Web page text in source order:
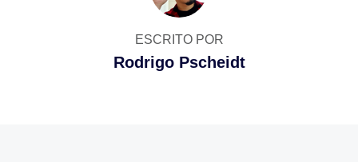
ESCRITO POR
Rodrigo Pscheidt